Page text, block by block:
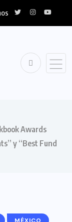
Awards
y “Best Fund